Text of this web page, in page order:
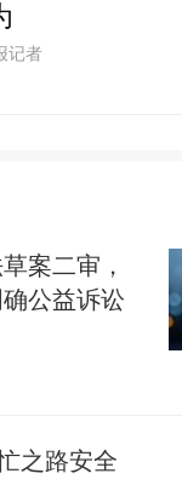
记者
案二审，
公益诉讼
之路安全